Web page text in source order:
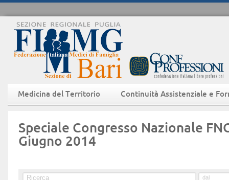
Medicina del Territorio Continuità Assistenziale e
Speciale Congresso Nazionale
Giugno 2014